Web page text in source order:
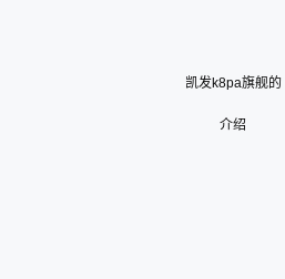
凯发k8pa旗舰的
介绍